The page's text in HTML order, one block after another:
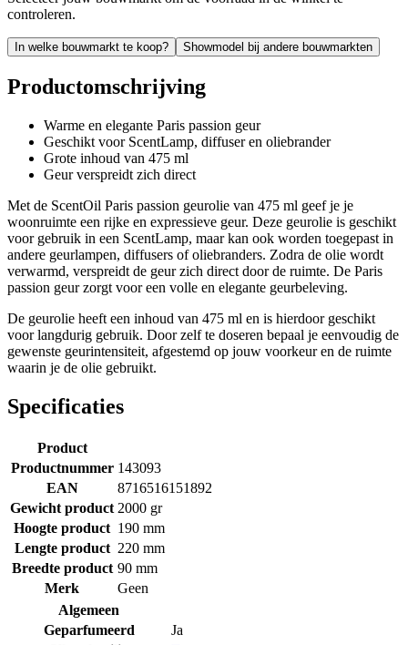
controleren.
In welke bouwmarkt te koop? Showmodel bij andere bouwmarkten
Productomschrijving
Warme en elegante Paris passion geur
Geschikt voor ScentLamp, diffuser en oliebrander
Grote inhoud van 475 ml
Geur verspreidt zich direct
Met de ScentOil Paris passion geurolie van 475 ml geef je je
woonruimte een rijke en expressieve geur. Deze geurolie is geschikt
voor gebruik in een ScentLamp, maar kan ook worden toegepast in
andere geurlampen, diffusers of oliebranders. Zodra de olie wordt
verwarmd, verspreidt de geur zich direct door de ruimte. De Paris
passion geur zorgt voor een volle en elegante geurbeleving.
De geurolie heeft een inhoud van 475 ml en is hierdoor geschikt
voor langdurig gebruik. Door zelf te doseren bepaal je eenvoudig de
gewenste geurintensiteit, afgestemd op jouw voorkeur en de ruimte
waarin je de olie gebruikt.
Specificaties
Product
Productnummer 143093
EAN
8716516151892
Gewicht product 2000 gr
Hoogte product 190 mm
Lengte product 220 mm
Breedte product 90 mm
Merk
Geen
Algemeen
Geparfumeerd
Ja